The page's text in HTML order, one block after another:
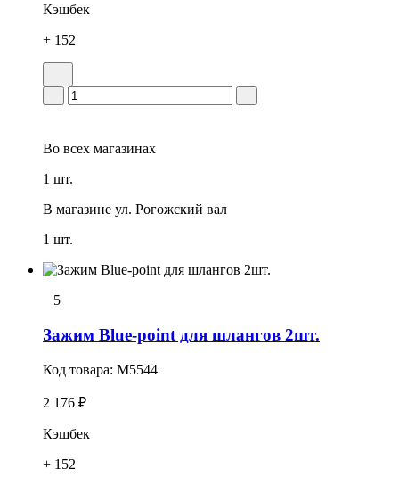
Кэшбек
+ 152
Во всех магазинах
1 шт.
В магазине ул. Рогожский вал
1 шт.
5
Зажим Blue-point для шлангов 2шт.
Код товара: M5544
2 176 ₽
Кэшбек
+ 152